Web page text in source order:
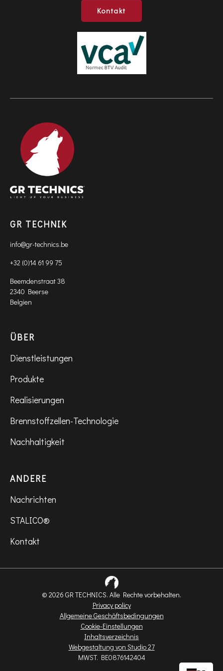
Kontakt
GR TECHNIK
info@gr-technics.be
+32 (0)14 61 99 75
Beemdenstraat 38
2340 Beerse
Belgien
ÜBER
Dienstleistungen
Produkte
Realisierungen
Brennstoffzellen-Technologie
Nachhaltigkeit
ANDERE
Nachrichten
STALICO®
Kontakt
© 2026 GR TECHNICS. Alle Rechte vorbehalten.
Privacy policy
Allgemeine Geschäftsbedingungen
Cookie-Einstellungen
Inhaltsverzeichnis
Webgestaltung von Studio 27
MWST. BE0876142404